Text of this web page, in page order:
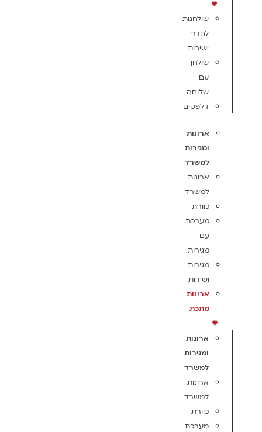
שולחנות
לחדר
ישיבות
שולחן
עם
שלוחה
דלפקים
ארונות
ומגירות
למשרד
ארונות
למשרד
כוורת
מערכת
עם
מגירות
מגירות
ושידות
ארונות
מתכת
ארונות
ומגירות
למשרד
ארונות
למשרד
כוורת
מערכת